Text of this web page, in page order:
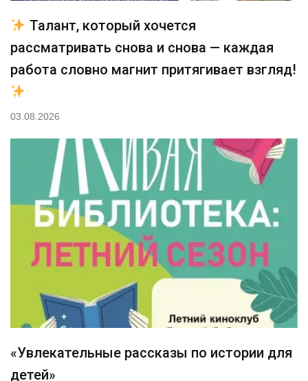
Талант, который хочется
рассматривать снова и снова — каждая
работа словно магнит притягивает взгляд!
03.08.2026
«Увлекательные рассказы по истории для
детей»